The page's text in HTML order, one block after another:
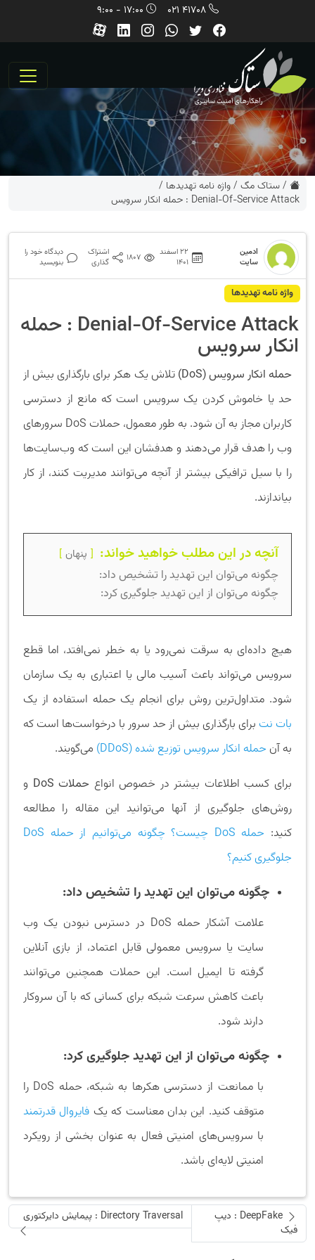
41708 021
/ستاک مگ /واژه نامه تهديدها /
Denial-Of-Service Attack : حمله انکار سرویس
ادمین
سایت
22 اسفند
1401
1807
اشتراک
گذاری
دیدگاه خود را
بنویسید
واژه نامه تهديدها
Denial-Of-Service Attack : حمله
انکار سرویس
حمله انکار سرویس (DoS)
تلاش یک هکر برای بارگذاری بیش از
حد یا خاموش کردن یک سرویس است که مانع از دسترسی
کاربران مجاز به آن شود. به طور معمول، حملات DoS سرورهای
وب را هدف قرار می‌دهند و هدفشان این است که وب‌سایت‌ها
را با سیل ترافیکی بیشتر از آنچه می‌توانند مدیریت کنند، از کار
بیاندازند.
آنچه در این مطلب خواهید خواند: پنهان
چگونه می‌توان این تهدید را تشخیص داد:
چگونه می‌توان از این تهدید جلوگیری کرد:
هیچ داده‌ای به سرقت نمی‌رود یا به خطر نمی‌افتد، اما قطع
سرویس می‌تواند باعث آسیب مالی یا اعتباری به یک سازمان
شود. متداول‌ترین روش برای انجام یک حمله استفاده از یک
بات نت برای بارگذاری بیش از حد سرور با درخواست‌ها است که
به آن حمله انکار سرویس توزیع شده (DDoS)
می‌گویند.
برای کسب اطلاعات بیشتر در خصوص انواع حملات DoS
و
روش‌های جلوگیری از آنها می‌توانید این مقاله را مطالعه
کنید:
حمله DoS چیست؟ چگونه می‌توانیم از حمله DoS
جلوگیری کنیم؟
چگونه می‌توان این تهدید را تشخیص داد:
علامت آشکار حمله DoS در دسترس نبودن یک وب
سایت یا سرویس معمولی قابل اعتماد، از بازی آنلاین
گرفته تا ایمیل است. این حملات همچنین می‌توانند
باعث کاهش سرعت شبکه برای کسانی که با آن سروکار
دارند شود.
چگونه می‌توان از این تهدید جلوگیری کرد:
با ممانعت از دسترسی هکرها به شبکه، حمله DoS را
متوقف کنید. این بدان معناست که یک فایروال قدرتمند
با سرویس‌های امنیتی فعال به عنوان بخشی از رویکرد
امنیتی لایه‌ای باشد.
DeepFake : دیپ
فیک
Directory Traversal : پیمایش دایرکتوری